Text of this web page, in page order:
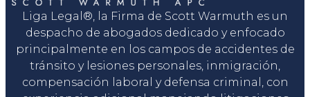
Liga Legal®, la Firma de Scott Warmuth es un
despacho de abogados dedicado y enfocado
principalmente en los campos de accidentes de
tránsito y lesiones personales, inmigración,
compensación laboral y defensa criminal, con